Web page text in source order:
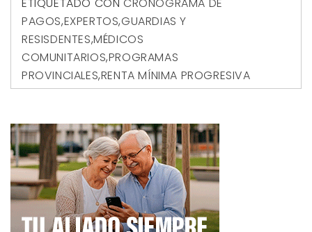
PAGOS,EXPERTOS,GUARDIAS Y
RESISDENTES,MÉDICOS
COMUNITARIOS,PROGRAMAS
PROVINCIALES,RENTA MÍNIMA PROGRESIVA